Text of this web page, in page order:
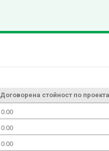
Договорена стойност по
0.00
0.00
0.00